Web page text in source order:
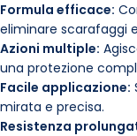
Formula efficace:
eliminare scarafaggi
Azioni multiple:
una protezione
Facile applicazione:
mirata e precisa.
Resistenza